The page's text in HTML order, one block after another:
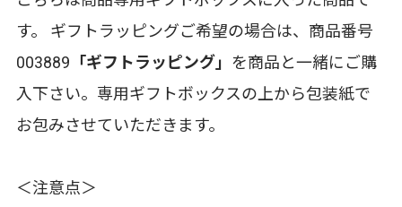
す。 ギフトラッピングご希望の場合は、商品番号
003889 「ギフトラッピング」 を商品と一緒にご購
入下さい。専用ギフトボックスの上から包装紙で
お包みさせていただきます。
＜注意点＞